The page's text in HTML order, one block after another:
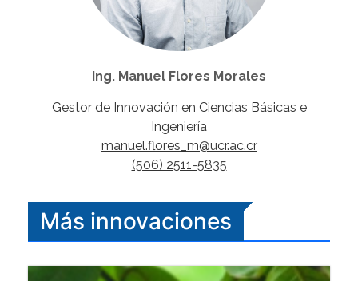
Ing. Manuel Flores Morales
Gestor de Innovación en Ciencias Básicas e
Ingeniería
manuel.flores_m@ucr.ac.cr
(506) 2511-5835
Más innovaciones